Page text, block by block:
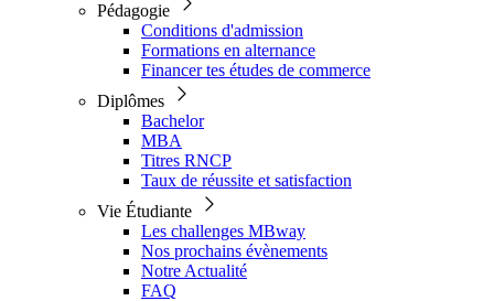
Pédagogie
Conditions d'admission
Formations en alternance
Financer tes études de commerce
Diplômes
Bachelor
MBA
Titres RNCP
Taux de réussite et satisfaction
Vie Étudiante
Les challenges MBway
Nos prochains évènements
Notre Actualité
FAQ